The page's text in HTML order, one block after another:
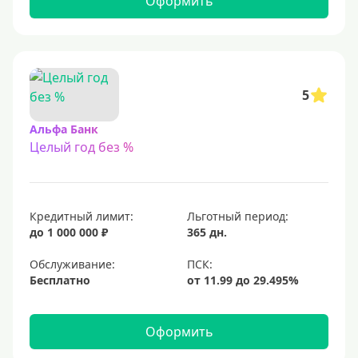
С 23 лет
Льготный период (без процентов)
С льготным периодом
50 дней
55 дней
На 90 дней
100 дней
110 дней
5
Альфа Банк
Целый год без %
Кредитный лимит:
до 1 000 000 ₽
Льготный период:
365 дн.
Обслуживание:
Бесплатно
Оформить